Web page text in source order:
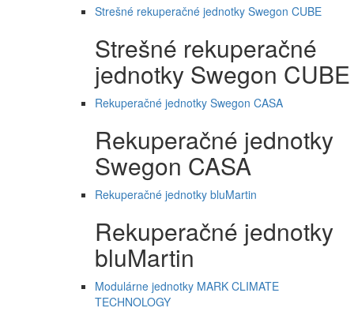
Strešné rekuperačné jednotky Swegon CUBE
Strešné rekuperačné
jednotky Swegon CUBE
Rekuperačné jednotky Swegon CASA
Rekuperačné jednotky
Swegon CASA
Rekuperačné jednotky bluMartin
Rekuperačné jednotky
bluMartin
Modulárne jednotky MARK CLIMATE
TECHNOLOGY